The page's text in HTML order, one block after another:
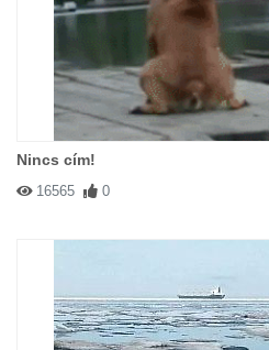
Nincs cím!
16565 0